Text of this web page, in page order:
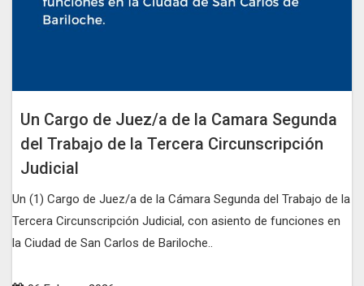
Un Cargo de Juez/a de la Camara Segunda
del Trabajo de la Tercera Circunscripción
Judicial
Un (1) Cargo de Juez/a de la Cámara Segunda del Trabajo de la
Tercera Circunscripción Judicial, con asiento de funciones en
la Ciudad de San Carlos de Bariloche..